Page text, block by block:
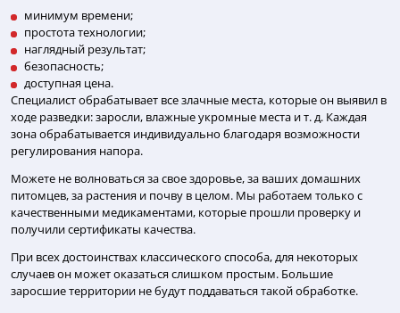
минимум времени;
простота технологии;
наглядный результат;
безопасность;
доступная цена.
Специалист обрабатывает все злачные места, которые он выявил в
ходе разведки: заросли, влажные укромные места и т. д. Каждая
зона обрабатывается индивидуально благодаря возможности
регулирования напора.
Можете не волноваться за свое здоровье, за ваших домашних
питомцев, за растения и почву в целом. Мы работаем только с
качественными медикаментами, которые прошли проверку и
получили сертификаты качества.
При всех достоинствах классического способа, для некоторых
случаев он может оказаться слишком простым. Большие
заросшие территории не будут поддаваться такой обработке.